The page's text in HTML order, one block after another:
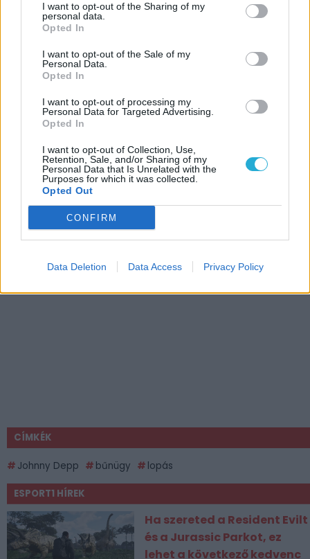
I want to opt-out of the Sharing of my
personal data.
Opted In
I want to opt-out of the Sale of my
Personal Data.
Opted In
I want to opt-out of processing my
Personal Data for Targeted Advertising.
Opted In
I want to opt-out of Collection, Use,
Retention, Sale, and/or Sharing of my
Personal Data that Is Unrelated with the
Purposes for which it was collected.
Opted Out
CONFIRM
Data Deletion Data Access Privacy Policy
CÍMKÉK
Johnny Depp bűnügy lopás
ESPORT1 HÍREK
Ha szereted a Resident Evilt
és a Jurassic Parkot, ez
lehet a következő kedvenc